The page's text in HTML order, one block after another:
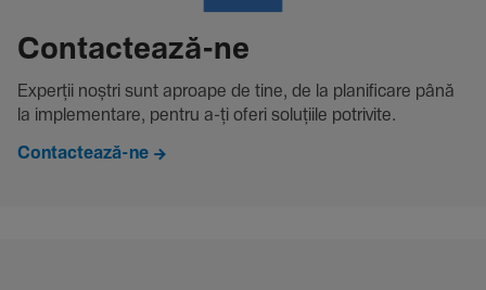
Contac­tează-ne
Experții noștri sunt aproape de tine, de la plani­fi­care până
la imple­men­tare, pentru a-ți oferi solu­țiile potri­vite.
Contactează-ne